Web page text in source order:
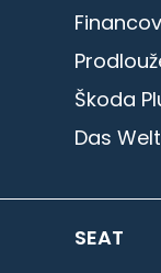
Škoda
Das
SEAT